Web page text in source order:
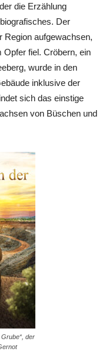
die Erzählung
Der
Region aufgewachsen,
fiel. Cröbern, ein
wurde in den
inklusive der
sich das einstige
von Büschen und
der